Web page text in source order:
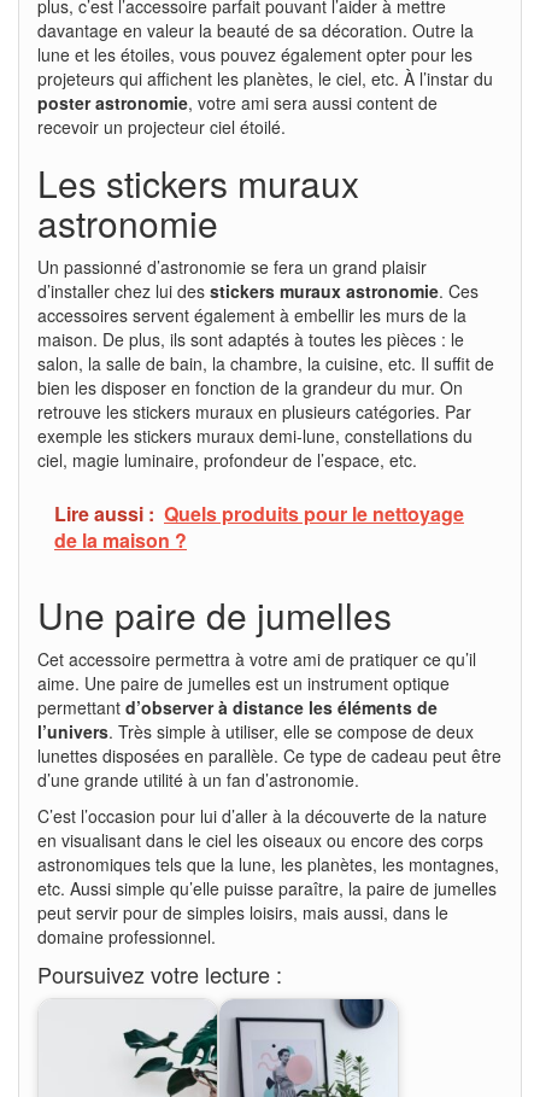
plus, c’est l’accessoire parfait pouvant l’aider à mettre
davantage en valeur la beauté de sa décoration. Outre la
lune et les étoiles, vous pouvez également opter pour les
projeteurs qui affichent les planètes, le ciel, etc. À l’instar du
poster astronomie, votre ami sera aussi content de
recevoir un projecteur ciel étoilé.
Les stickers muraux
astronomie
Un passionné d’astronomie se fera un grand plaisir
d’installer chez lui des stickers muraux astronomie. Ces
accessoires servent également à embellir les murs de la
maison. De plus, ils sont adaptés à toutes les pièces : le
salon, la salle de bain, la chambre, la cuisine, etc. Il suffit de
bien les disposer en fonction de la grandeur du mur. On
retrouve les stickers muraux en plusieurs catégories. Par
exemple les stickers muraux demi-lune, constellations du
ciel, magie luminaire, profondeur de l’espace, etc.
Lire aussi : Quels produits pour le nettoyage
de la maison ?
Une paire de jumelles
Cet accessoire permettra à votre ami de pratiquer ce qu’il
aime. Une paire de jumelles est un instrument optique
permettant d’observer à distance les éléments de
l’univers. Très simple à utiliser, elle se compose de deux
lunettes disposées en parallèle. Ce type de cadeau peut être
d’une grande utilité à un fan d’astronomie.
C’est l’occasion pour lui d’aller à la découverte de la nature
en visualisant dans le ciel les oiseaux ou encore des corps
astronomiques tels que la lune, les planètes, les montagnes,
etc. Aussi simple qu’elle puisse paraître, la paire de jumelles
peut servir pour de simples loisirs, mais aussi, dans le
domaine professionnel.
Poursuivez votre lecture :